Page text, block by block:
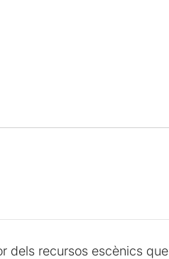
dels recursos escènics que